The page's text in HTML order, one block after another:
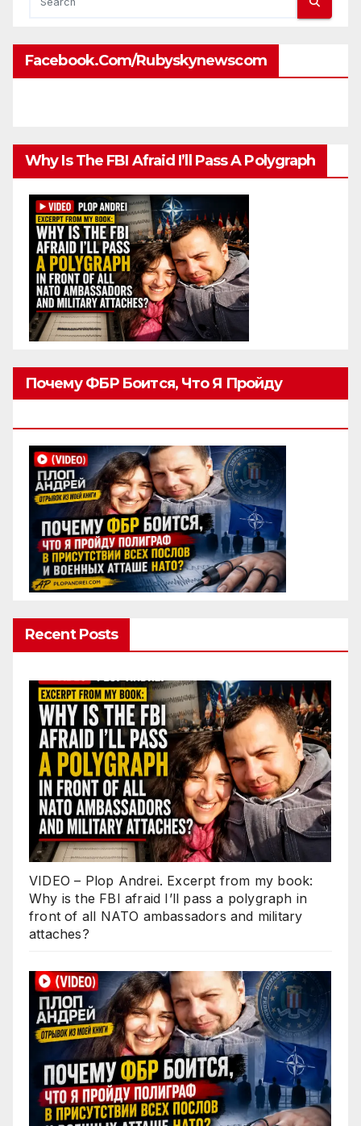
Facebook.com/rubyskynewscom
Why Is The FBI Afraid I’ll Pass A Polygraph
Почему ФБР Боится, Что Я Пройду
Recent Posts
VIDEO – Plop Andrei. Excerpt from my book:
Why is the FBI afraid I’ll pass a polygraph in
front of all NATO ambassadors and military
attaches?